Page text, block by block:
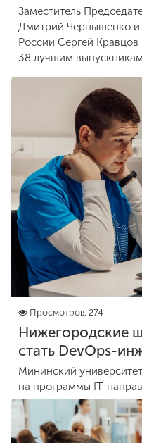
Заместитель
Дмитрий Чернышенко
России Сергей
38 лучшим выпускникам
Просмотров: 274
Нижегородские
стать DevOps-
Мининский
на программы IT-